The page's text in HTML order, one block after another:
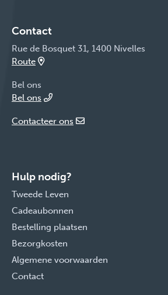
Contact
Rue de Bosquet 31, 1400 Nivelles
Route
Bel ons
Bel ons
Contacteer ons
Hulp nodig?
Tweede Leven
Cadeaubonnen
Bestelling plaatsen
Bezorgkosten
Algemene voorwaarden
Contact